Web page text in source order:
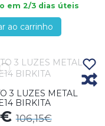
em 2/3 dias úteis
ao carrinho
3 LUZES METAL
BIRKITA
106,15€